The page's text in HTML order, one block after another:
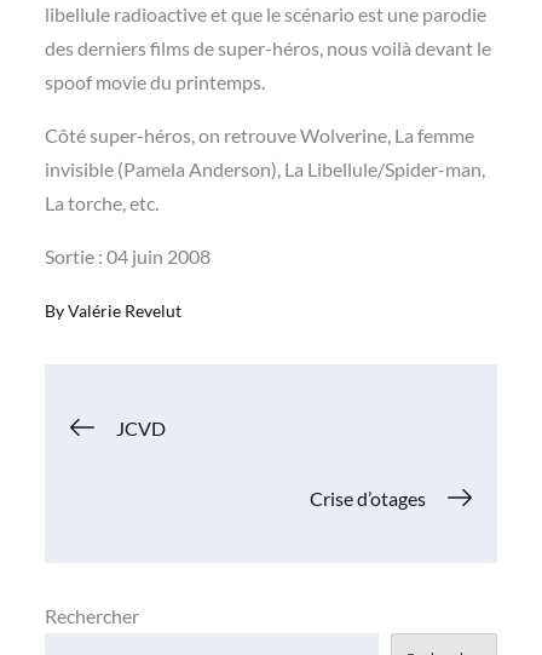
libellule radioactive et que le scénario est une parodie
des derniers films de super-héros, nous voilà devant le
spoof movie du printemps.
Côté super-héros, on retrouve Wolverine, La femme
invisible (Pamela Anderson), La Libellule/Spider-man,
La torche, etc.
Sortie : 04 juin 2008
ByValérie Revelut
Navigation
JCVD
Crise d’otages
Rechercher